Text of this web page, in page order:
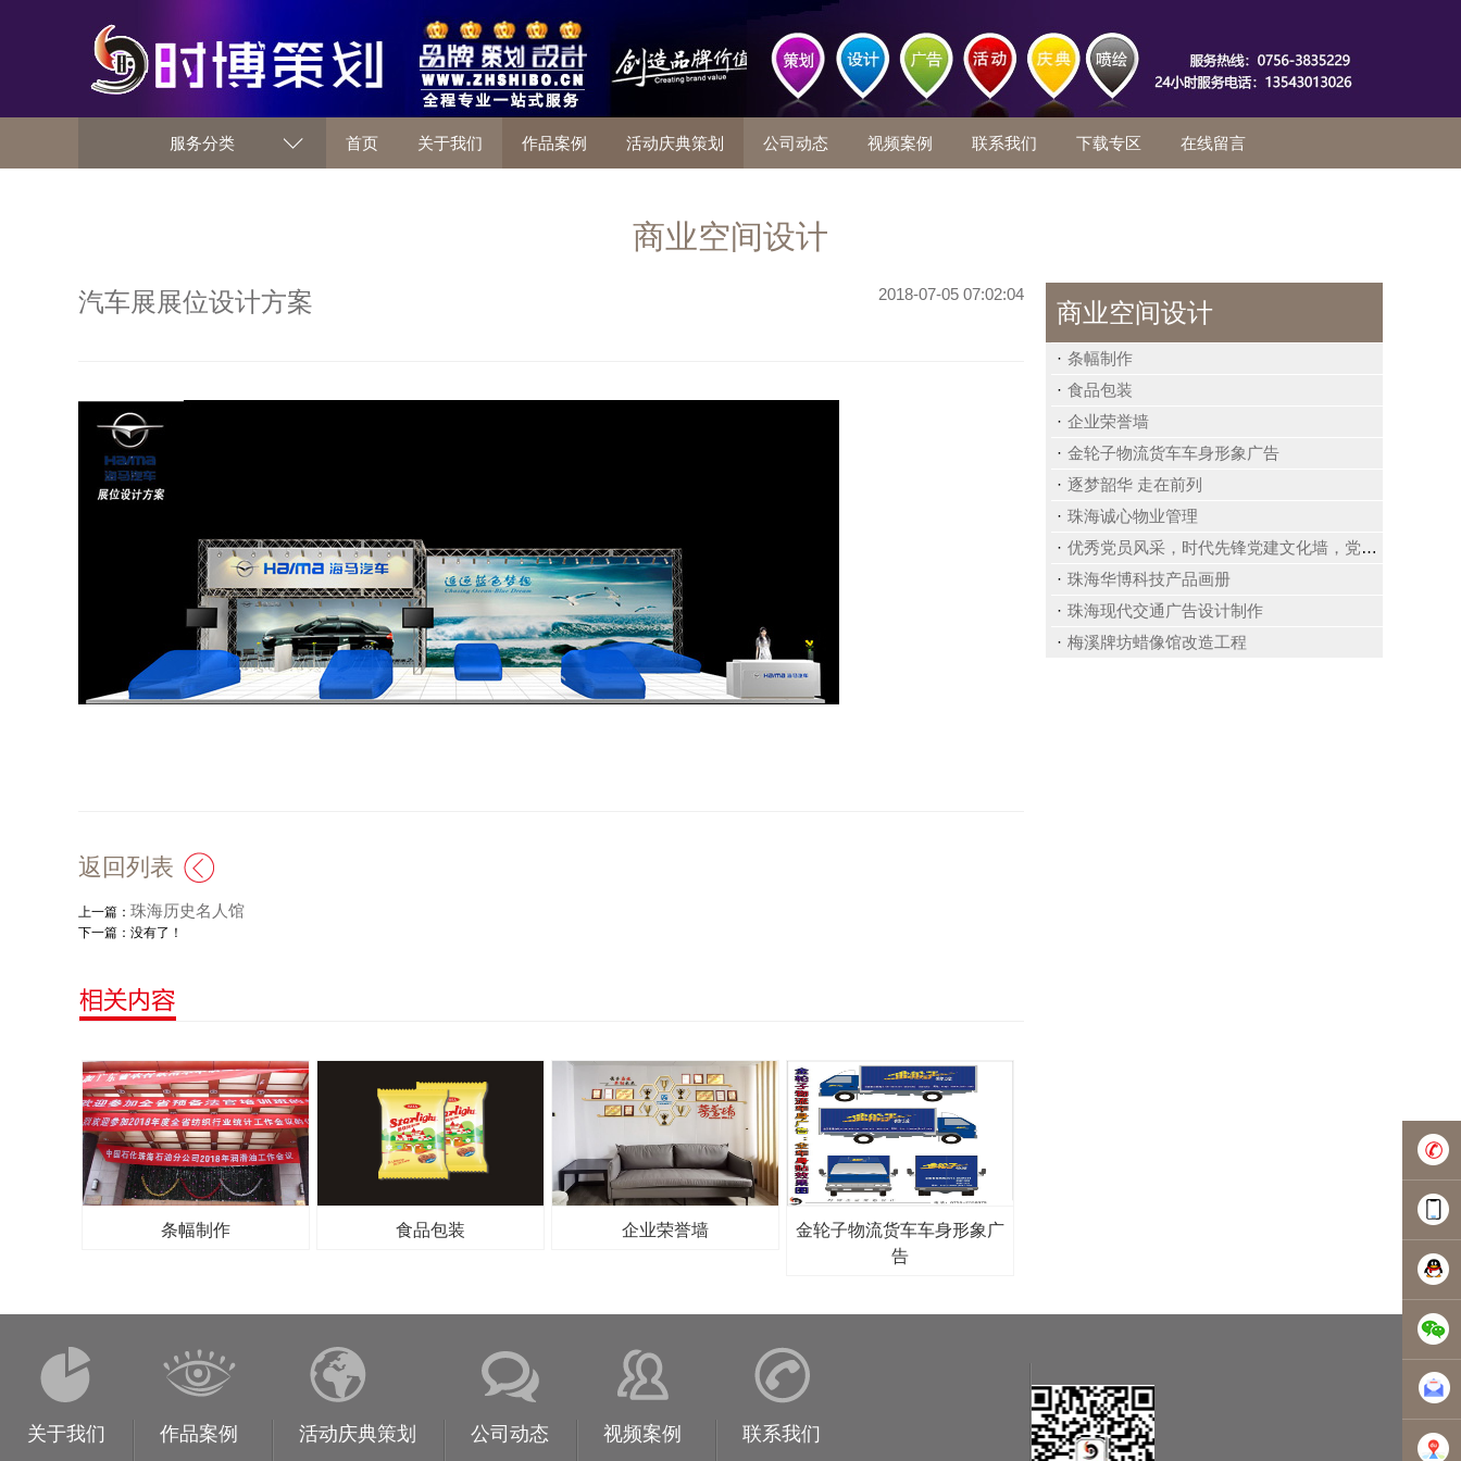
服务分类 首页 关于我们 作品案例 活动庆典策划 公司动态 视频案例 联系我们 下载专区 在线留言
商业空间设计
商业空间设计
条幅制作
食品包装
企业荣誉墙
金轮子物流货车车身形象广告
逐梦韶华 走在前列
珠海诚心物业管理
优秀党员风采，时代先锋党建文化墙，党政文化墙，提升警队专业素养，旗帜飘扬，动感中国
珠海华博科技产品画册
珠海现代交通广告设计制作
梅溪牌坊蜡像馆改造工程
汽车展展位设计方案 2018-07-05 07:02:04
返回列表
上一篇： 珠海历史名人馆
下一篇：没有了！
条幅制作 食品包装 企业荣誉墙
金轮子物流货车车身形象广
告
关于我们 作品案例 活动庆典策划 公司动态 视频案例 联系我们
0756-
3835229